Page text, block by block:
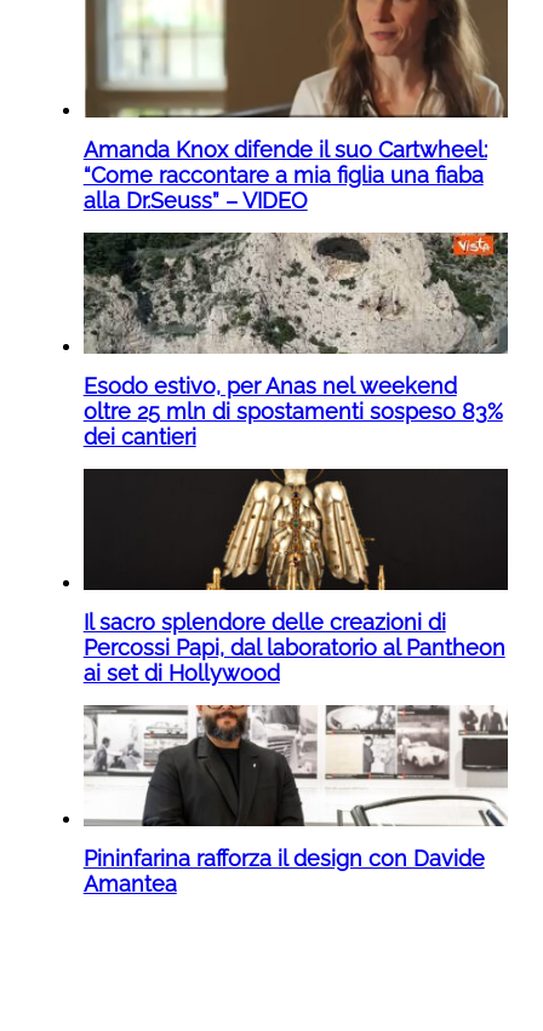
Amanda Knox difende il suo Cartwheel:
“Come raccontare a mia figlia una fiaba
alla Dr.Seuss” – VIDEO
Esodo estivo, per Anas nel weekend
oltre 25 mln di spostamenti sospeso 83%
dei cantieri
Il sacro splendore delle creazioni di
Percossi Papi, dal laboratorio al Pantheon
ai set di Hollywood
Pininfarina rafforza il design con Davide
Amantea